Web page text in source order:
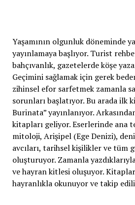
Yaşamının olgunluk döneminde
yayınlamaya başlıyor. Turist
bahçıvanlık, gazetelerde köşe
Geçimini sağlamak için gerek
zihinsel efor sarfetmek zamanla
sorunları başlatıyor. Bu arada ilk
Burinata” yayınlanıyor.
kitapları geliyor. Eserlerinde ana
mitoloji, Arişipel (Ege Denizi),
avcıları, tarihsel kişilikler ve tüm
oluşturuyor. Zamanla
ve hayran kitlesi oluşuyor.
hayranlıkla okunuyor ve takip